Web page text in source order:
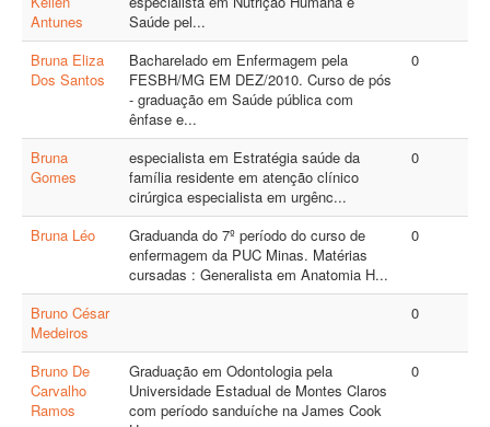
Antunes
Saúde pel...
Bruna Eliza
Dos Santos
Bacharelado em Enfermagem pela
FESBH/MG EM DEZ/2010. Curso de pós
- graduação em Saúde pública com
ênfase e...
0
Bruna
Gomes
especialista em Estratégia saúde da
família residente em atenção clínico
cirúrgica especialista em urgênc...
0
Bruna Léo
Graduanda do 7º período do curso de
enfermagem da PUC Minas. Matérias
cursadas : Generalista em Anatomia H...
0
Bruno César
Medeiros
0
Bruno De
Carvalho
Ramos
Graduação em Odontologia pela
Universidade Estadual de Montes Claros
com período sanduíche na James Cook
0